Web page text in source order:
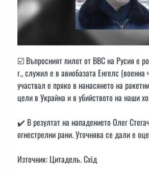
☑️ Въпросният пилот от ВВС на Русия е
г., служил е в авиобазата Енгелс (военна
участвал е пряко в нанасянето на
цели в Украйна и в убийството на наши
✔️ В резултат на нападението Олег
огнестрелни рани. Уточнява се дали е
Източник: Цитадель. Схід